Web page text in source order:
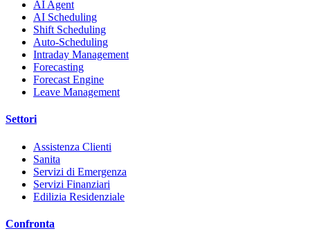
AI Agent
AI Scheduling
Shift Scheduling
Auto-Scheduling
Intraday Management
Forecasting
Forecast Engine
Leave Management
Settori
Assistenza Clienti
Sanita
Servizi di Emergenza
Servizi Finanziari
Edilizia Residenziale
Confronta